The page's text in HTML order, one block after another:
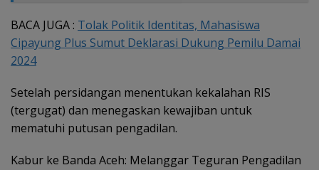
BACA JUGA : Tolak Politik Identitas, Mahasiswa
Cipayung Plus Sumut Deklarasi Dukung Pemilu Damai
2024
Setelah persidangan menentukan kekalahan RIS
(tergugat) dan menegaskan kewajiban untuk
mematuhi putusan pengadilan.
Kabur ke Banda Aceh: Melanggar Teguran Pengadilan